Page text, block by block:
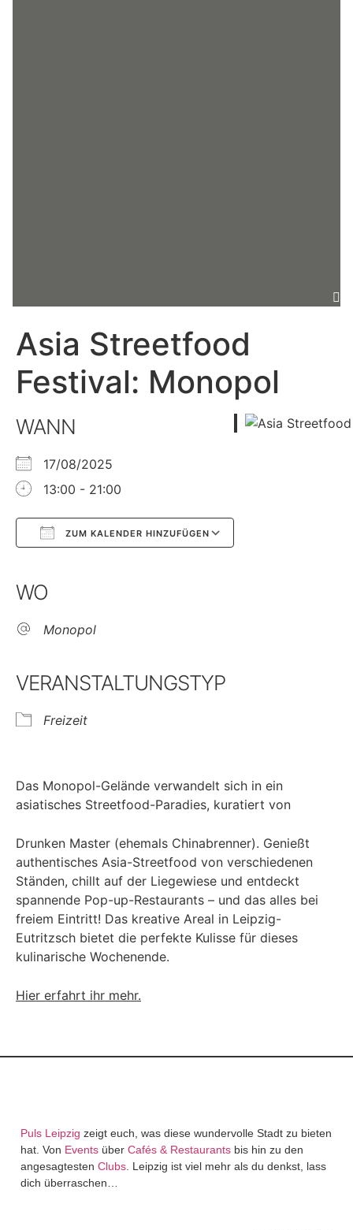
Asia Streetfood
Festival: Monopol
WANN
17/08/2025
13:00 - 21:00
ZUM KALENDER HINZUFÜGEN
WO
Monopol
VERANSTALTUNGSTYP
Freizeit
Das Monopol-Gelände verwandelt sich in ein
asiatisches Streetfood-Paradies, kuratiert von
Drunken Master (ehemals Chinabrenner). Genießt
authentisches Asia-Streetfood von verschiedenen
Ständen, chillt auf der Liegewiese und entdeckt
spannende Pop-up-Restaurants – und das alles bei
freiem Eintritt! Das kreative Areal in Leipzig-
Eutritzsch bietet die perfekte Kulisse für dieses
kulinarische Wochenende.
Hier erfahrt ihr mehr.
Puls Leipzig zeigt euch, was diese wundervolle Stadt zu bieten
hat. Von Events über Cafés & Restaurants bis hin zu den
angesagtesten Clubs . Leipzig ist viel mehr als du denkst, lass
dich überraschen…